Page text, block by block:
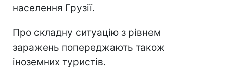
населення Грузії.
Про складну ситуацію з рівнем
заражень попереджають також
іноземних туристів.